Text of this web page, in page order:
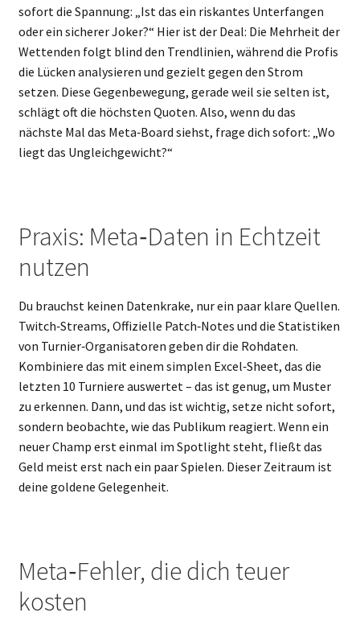
sofort die Spannung: „Ist das ein riskantes Unterfangen
oder ein sicherer Joker?“ Hier ist der Deal: Die Mehrheit der
Wettenden folgt blind den Trendlinien, während die Profis
die Lücken analysieren und gezielt gegen den Strom
setzen. Diese Gegenbewegung, gerade weil sie selten ist,
schlägt oft die höchsten Quoten. Also, wenn du das
nächste Mal das Meta‑Board siehst, frage dich sofort: „Wo
liegt das Ungleichgewicht?“
Praxis: Meta‑Daten in Echtzeit
nutzen
Du brauchst keinen Datenkrake, nur ein paar klare Quellen.
Twitch‑Streams, Offizielle Patch‑Notes und die Statistiken
von Turnier‑Organisatoren geben dir die Rohdaten.
Kombiniere das mit einem simplen Excel‑Sheet, das die
letzten 10 Turniere auswertet – das ist genug, um Muster
zu erkennen. Dann, und das ist wichtig, setze nicht sofort,
sondern beobachte, wie das Publikum reagiert. Wenn ein
neuer Champ erst einmal im Spotlight steht, fließt das
Geld meist erst nach ein paar Spielen. Dieser Zeitraum ist
deine goldene Gelegenheit.
Meta‑Fehler, die dich teuer
kosten